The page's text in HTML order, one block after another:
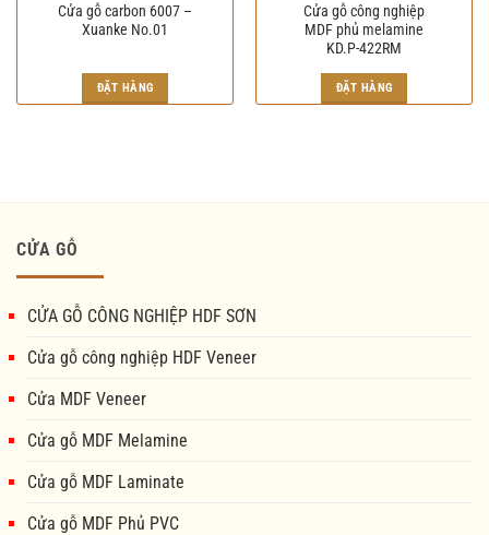
Cửa gỗ carbon 6007 –
Xuanke No.01
ĐẶT HÀNG
Cửa gỗ công nghiệp
MDF phủ melamine
KD.P-422RM
gốc
là:
2.000.000₫.
hiện
tại
là:
ĐẶT HÀNG
CỬA GỖ
CỬA GỖ CÔNG NGHIỆP HDF SƠN
Cửa gỗ công nghiệp HDF Veneer
Cửa MDF Veneer
Cửa gỗ MDF Melamine
Cửa gỗ MDF Laminate
Cửa gỗ MDF Phủ PVC